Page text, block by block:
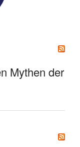
Mythen der